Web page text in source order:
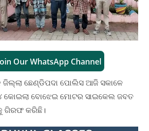
Our WhatsApp Channel
ଛେଣ୍ଡିପଦା ପୋଲିସ ଆଜି ସକାଳେ
୪ କୋଇଲା ବୋଝେଇ ମୋଟର ସାଇକେଲ ଜବତ
ଗିରଫ କରିଛି।